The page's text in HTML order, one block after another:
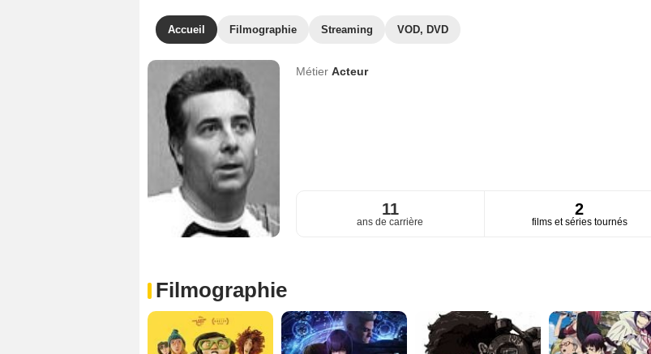
Accueil Filmographie Streaming VOD, DVD
Métier Acteur
11
ans de carrière
2
films et séries tournés
Filmographie